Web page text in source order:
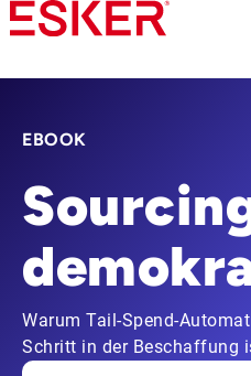
Skip
to
content
EBOOK
Warum Tail-Spend-
Schritt in der Beschaffung